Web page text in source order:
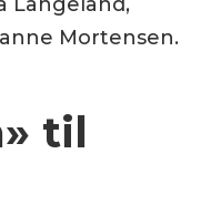
Mortensen.
til